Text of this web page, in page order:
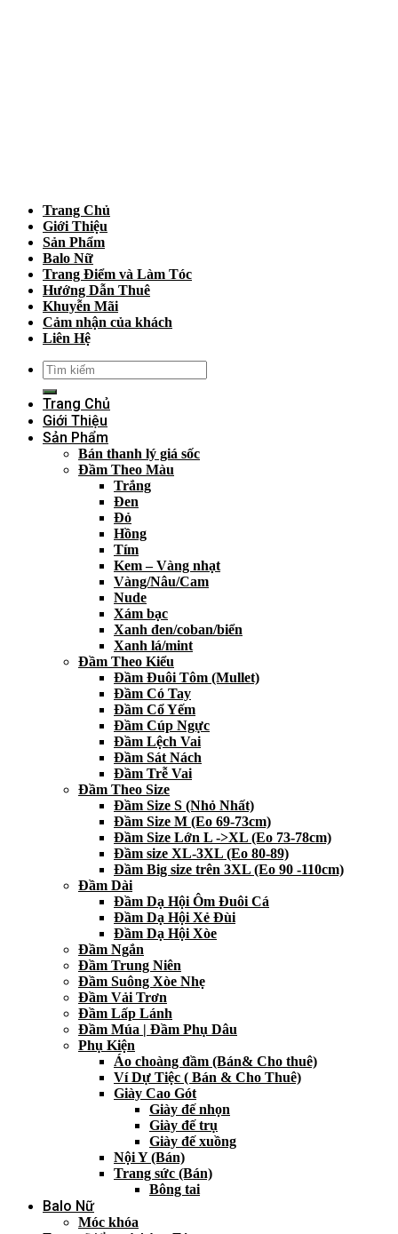
Trang Chủ
Giới Thiệu
Sản Phẩm
Balo Nữ
Trang Điểm và Làm Tóc
Hướng Dẫn Thuê
Khuyễn Mãi
Cảm nhận của khách
Liên Hệ
Trang Chủ
Giới Thiệu
Sản Phẩm
Bán thanh lý giá sốc
Đầm Theo Màu
Trắng
Đen
Đỏ
Hồng
Tím
Kem – Vàng nhạt
Vàng/Nâu/Cam
Nude
Xám bạc
Xanh đen/coban/biển
Xanh lá/mint
Đầm Theo Kiểu
Đầm Đuôi Tôm (Mullet)
Đầm Có Tay
Đầm Cổ Yếm
Đầm Cúp Ngực
Đầm Lệch Vai
Đầm Sát Nách
Đầm Trễ Vai
Đầm Theo Size
Đầm Size S (Nhỏ Nhất)
Đầm Size M (Eo 69-73cm)
Đầm Size Lớn L ->XL (Eo 73-78cm)
Đầm size XL-3XL (Eo 80-89)
Đầm Big size trên 3XL (Eo 90 -110cm)
Đầm Dài
Đầm Dạ Hội Ôm Đuôi Cá
Đầm Dạ Hội Xẻ Đùi
Đầm Dạ Hội Xòe
Đầm Ngắn
Đầm Trung Niên
Đầm Suông Xòe Nhẹ
Đầm Vải Trơn
Đầm Lấp Lánh
Đầm Múa | Đầm Phụ Dâu
Phụ Kiện
Áo choàng đầm (Bán& Cho thuê)
Ví Dự Tiệc ( Bán & Cho Thuê)
Giày Cao Gót
Giày đế nhọn
Giày đế trụ
Giày đế xuồng
Nội Y (Bán)
Trang sức (Bán)
Bông tai
Balo Nữ
Móc khóa